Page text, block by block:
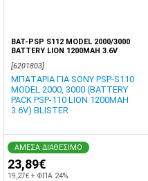
BAT-PSP S112 MODEL 2000/3000
BATTERY LION 1200MAH 3.6V
[6201803]
ΜΠΑΤΑΡΙΑ ΓΙΑ SONY PSP-S110
MODEL 2000, 3000 (BATTERY
PACK PSP-110 LION 1200MAH
3.6V) BLISTER
ΑΜΕΣΑ ΔΙΑΘΕΣΙΜΟ
23,89€
19,27€ + ΦΠΑ 24%